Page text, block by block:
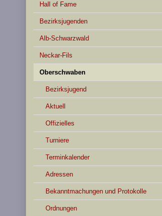
Hall of Fame
Bezirksjugenden
Alb-Schwarzwald
Neckar-Fils
Oberschwaben
Bezirksjugend
Aktuell
Offizielles
Turniere
Terminkalender
Adressen
Bekanntmachungen und Protokolle
Ordnungen